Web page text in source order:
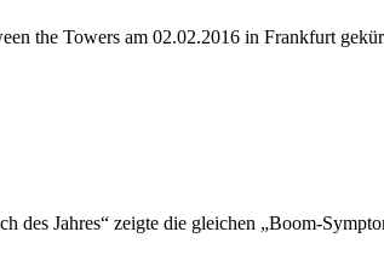
the Towers am 02.02.2016 in Frankfurt
Jahres“ zeigte die gleichen „Boom-